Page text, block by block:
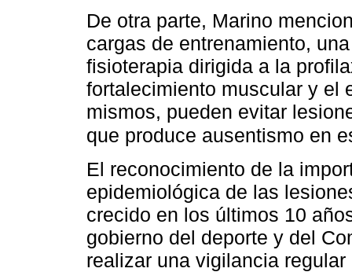
De otra parte, Marino
cargas de entrenamiento,
fisioterapia dirigida a la
fortalecimiento muscular y el
mismos, pueden evitar
que produce ausentismo en
El reconocimiento de la
epidemiológica de las
crecido en los últimos 10
gobierno del deporte y del
realizar una vigilancia